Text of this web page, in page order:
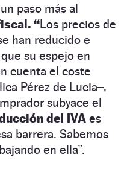
paso más al
“Los precios de
han reducido e
su espejo en
cuenta el coste
Pérez de Lucia–,
subyace el
del IVA es
barrera. Sabemos
en ella”.